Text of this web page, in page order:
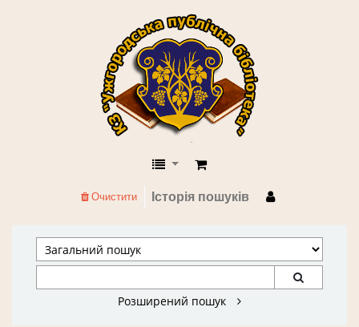
КЗ "Ужгородська публічна
Історія пошуків
Очистити
Розширений пошук